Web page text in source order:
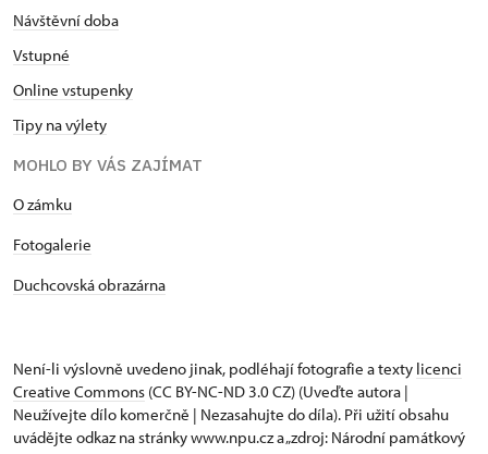
Návštěvní doba
Vstupné
Online vstupenky
Tipy na výlety
MOHLO BY VÁS ZAJÍMAT
O zámku
Fotogalerie
Duchcovská obrazárna
Není-li výslovně uvedeno jinak, podléhají fotografie a texty licenci
Creative Commons (CC BY-NC-ND 3.0 CZ) (Uveďte autora |
Neužívejte dílo komerčně | Nezasahujte do díla). Při užití obsahu
uvádějte odkaz na stránky www.npu.cz a „zdroj: Národní památkový